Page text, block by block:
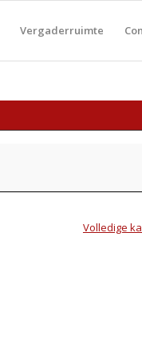
Vergaderruimte
Volledige